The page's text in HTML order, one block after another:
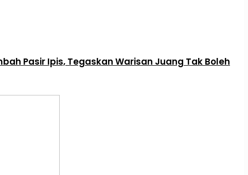
Pasir Ipis, Tegaskan Warisan Juang Tak Boleh